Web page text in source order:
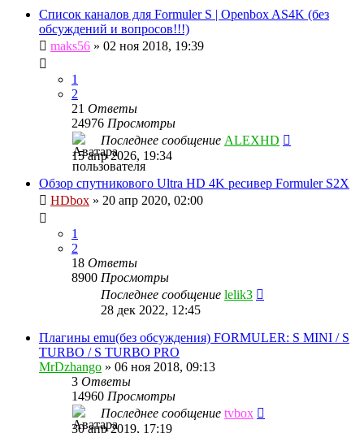
Список каналов для Formuler S | Openbox AS4K (без
обсуждений и вопросов!!!)
maks56 » 02 ноя 2018, 19:39
1
2
21 Ответы
24976 Просмотры
Последнее сообщение ALEXHD
15 апр 2026, 19:34
Обзор спутникового Ultra HD 4K ресивер Formuler S2X
HDbox » 20 апр 2020, 02:00
1
2
18 Ответы
8900 Просмотры
Последнее сообщение lelik3
28 дек 2022, 12:45
Плагины emu(без обсуждения) FORMULER: S MINI / S
TURBO / S TURBO PRO
MrDzhango » 06 ноя 2018, 09:13
3 Ответы
14960 Просмотры
Последнее сообщение tvbox
30 апр 2019, 17:19